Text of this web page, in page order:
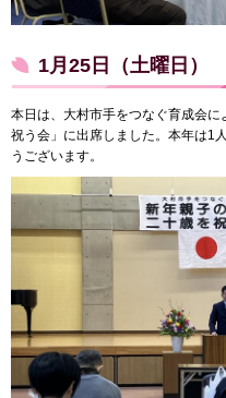
1月25日（土曜日）
本日は、大村市手をつなぐ育成会
祝う会」に出席しました。本年は1
うございます。